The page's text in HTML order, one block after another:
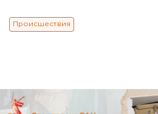
Происшествия